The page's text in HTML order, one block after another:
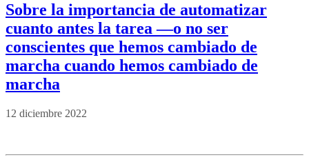
Sobre la importancia de automatizar
cuanto antes la tarea —o no ser
conscientes que hemos cambiado de
marcha cuando hemos cambiado de
marcha
12 diciembre 2022